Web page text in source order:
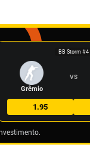
BB Storm #4
Grêmio
VS
1.95